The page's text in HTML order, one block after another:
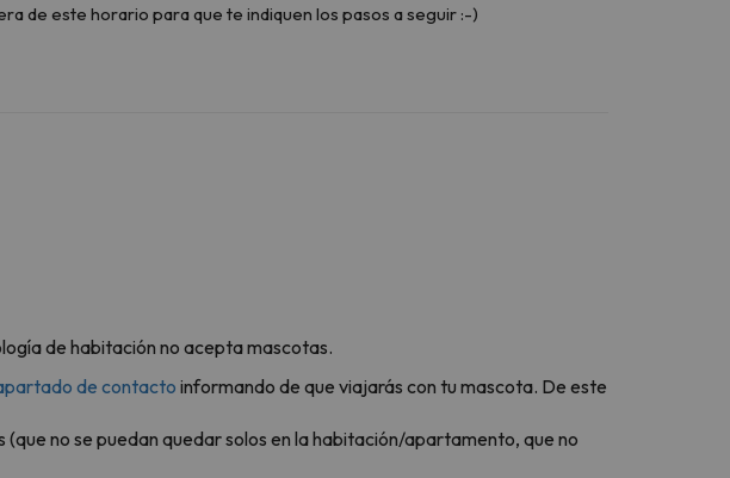
de este horario para que te indiquen los pasos a seguir :-)
de habitación no acepta mascotas.
de contacto informando de que viajarás con tu mascota. De este
no se puedan quedar solos en la habitación/apartamento, que no